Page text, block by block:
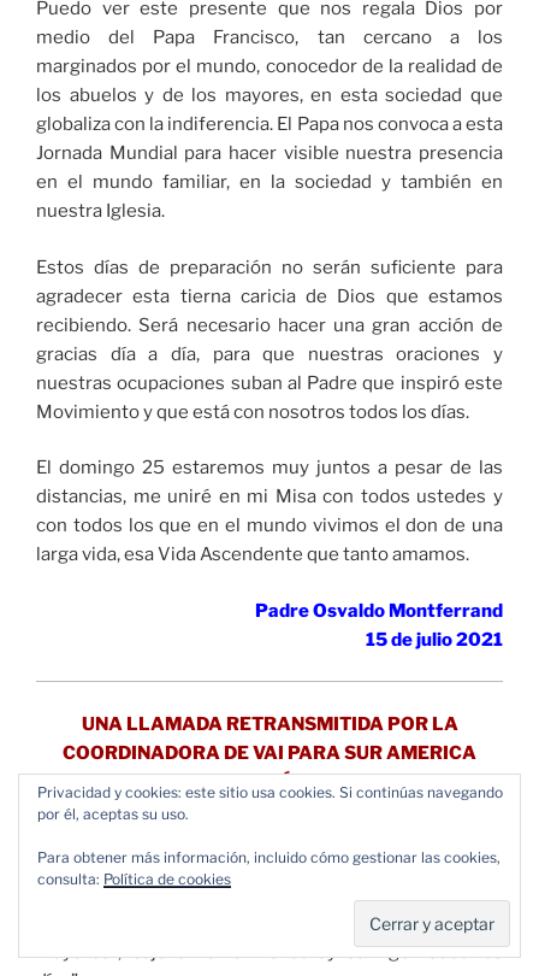
Puedo ver este presente que nos regala Dios por
medio del Papa Francisco, tan cercano a los
marginados por el mundo, conocedor de la realidad de
los abuelos y de los mayores, en esta sociedad que
globaliza con la indiferencia. El Papa nos convoca a esta
Jornada Mundial para hacer visible nuestra presencia
en el mundo familiar, en la sociedad y también en
nuestra Iglesia.
Estos días de preparación no serán suficiente para
agradecer esta tierna caricia de Dios que estamos
recibiendo. Será necesario hacer una gran acción de
gracias día a día, para que nuestras oraciones y
nuestras ocupaciones suban al Padre que inspiró este
Movimiento y que está con nosotros todos los días.
El domingo 25 estaremos muy juntos a pesar de las
distancias, me uniré en mi Misa con todos ustedes y
con todos los que en el mundo vivimos el don de una
larga vida, esa Vida Ascendente que tanto amamos.
Padre Osvaldo Montferrand
15 de julio 2021
UNA LLAMADA RETRANSMITIDA POR LA
COORDINADORA DE VAI PARA SUR AMERICA
PARA CELEBRAR EL DÍA DEL 25 DE JULIO
Mañana con mucho jubilo celebramos la “Primera
Jornada mundial de los abuelos y las personas
mayores”, bajo el lema “Yo estoy contigo todos los
Privacidad y cookies: este sitio usa cookies. Si continúas navegando
por él, aceptas su uso.
Para obtener más información, incluido cómo gestionar las cookies,
consulta: Política de cookies